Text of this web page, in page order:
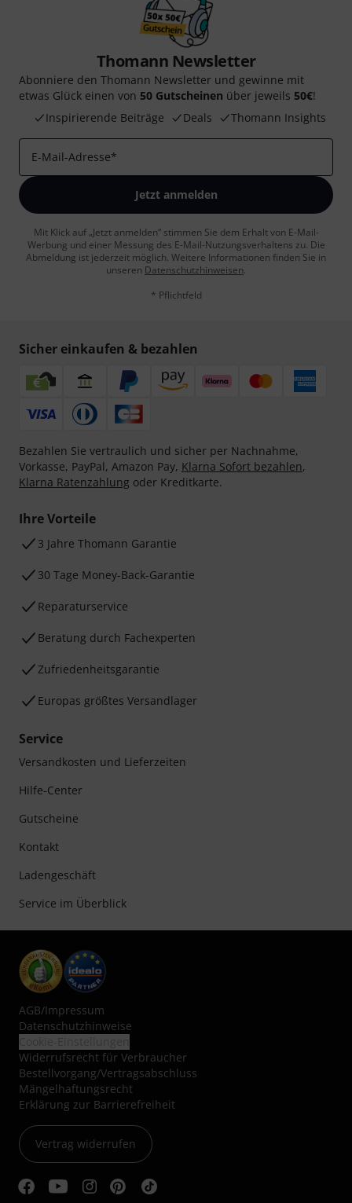
Thomann Newsletter
Abonniere den Thomann Newsletter und gewinne mit
etwas Glück einen von 50 Gutscheinen über jeweils 50€!
Inspirierende Beiträge
Deals Thomann Insights
E-Mail-Adresse*
Jetzt anmelden
Mit Klick auf „Jetzt anmelden“ stimmen Sie dem Erhalt von E-Mail-
Werbung und einer Messung des E-Mail-Nutzungsverhaltens zu. Die
Abmeldung ist jederzeit möglich. Weitere Informationen finden Sie in
unseren Datenschutzhinweisen.
* Pflichtfeld
Sicher einkaufen & bezahlen
Bezahlen Sie vertraulich und sicher per Nachnahme,
Vorkasse, PayPal, Amazon Pay, Klarna Sofort bezahlen,
Klarna Ratenzahlung oder Kreditkarte.
Ihre Vorteile
3 Jahre Thomann Garantie
30 Tage Money-Back-Garantie
Reparaturservice
Beratung durch Fachexperten
Zufriedenheitsgarantie
Europas größtes Versandlager
Service
Versandkosten und Lieferzeiten
Hilfe-Center
Gutscheine
Kontakt
Ladengeschäft
Service im Überblick
AGB/Impressum
Datenschutzhinweise
Widerrufsrecht für Verbraucher
Bestellvorgang/Vertragsabschluss
Mängelhaftungsrecht
Erklärung zur Barrierefreiheit
Vertrag widerrufen